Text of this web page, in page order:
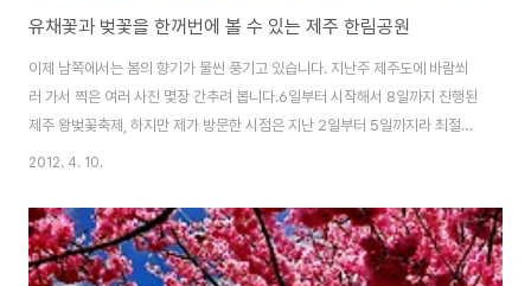
유채꽃과 벚꽃을 한꺼번에 볼 수 있는 제주 한림공원
이제 남쪽에서는 봄의 향기가 물씬 풍기고 있습니다. 지난주 제주도에 바람쐬
러 가서 찍은 여러 사진 몇장 간추려 봅니다.6일부터 시작해서 8일까지 진행된
제주 왕벚꽃축제, 하지만 제가 방문한 시점은 지난 2일부터 5일까지라 최절정
기는 아니였습니다. 저도 왕벚꽃 축제를 보기 위해 종합경기장 일대에서 한다
다. 이동하면서 몇장 담아봤고, 제주 한림공원을 방문하니 유채꽃과 벚꽃을 실
컷 구경 할 기회가 생겼습니다. 아래는 유채꽃 위에는 벚꽃이 활짝 피어있는 이
풍경은 쉽사리 볼 수 없겠죠?이렇게 꽃구경을 실컷하니 정말 이젠 완연한 봄이
2012. 4. 10.